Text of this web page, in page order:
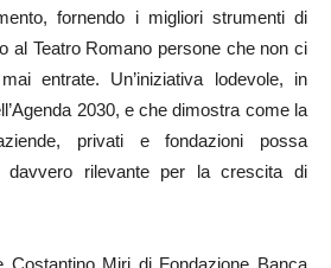
fornendo i migliori strumenti di
al Teatro Romano persone che non ci
entrate. Un’iniziativa lodevole, in
2030, e che dimostra come la
privati e fondazioni possa
davvero rilevante per la crescita di
Costantino Miri di Fondazione Banca